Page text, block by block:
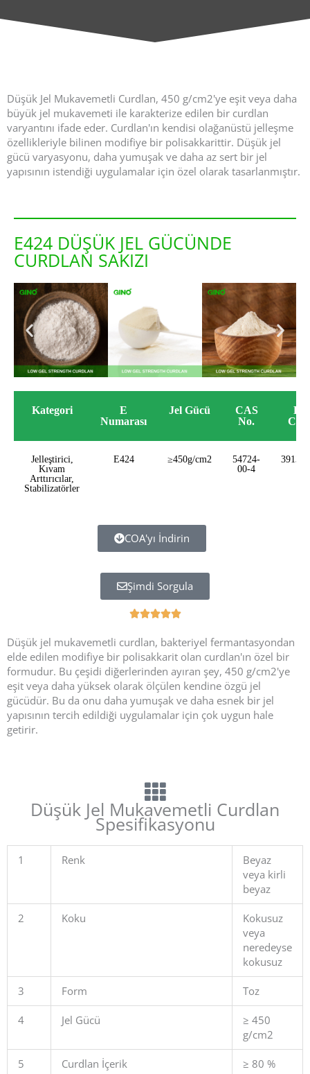
Düşük Jel Mukavemetli Curdlan, 450 g/cm2'ye eşit veya daha
büyük jel mukavemeti ile karakterize edilen bir curdlan
varyantını ifade eder. Curdlan'ın kendisi olağanüstü jelleşme
özellikleriyle bilinen modifiye bir polisakkarittir. Düşük jel
gücü varyasyonu, daha yumuşak ve daha az sert bir jel
yapısının istendiği uygulamalar için özel olarak tasarlanmıştır.
E424 DÜŞÜK JEL GÜCÜNDE
CURDLAN SAKIZI
Kategori
E
Numarası
Jel Gücü
CAS
No.
HS
Jelleştirici,
Kıvam
Arttırıcılar,
Stabilizatörler
E424 ≥450g/cm2
54724-
00-4
COA'yı İndirin
Şimdi Sorgula
B
w
e
r
e
t
n
5
Düşük jel mukavemetli curdlan, bakteriyel fermantasyondan
elde edilen modifiye bir polisakkarit olan curdlan'ın özel bir
formudur. Bu çeşidi diğerlerinden ayıran şey, 450 g/cm2'ye
eşit veya daha yüksek olarak ölçülen kendine özgü jel
gücüdür. Bu da onu daha yumuşak ve daha esnek bir jel
yapısının tercih edildiği uygulamalar için çok uygun hale
getirir.
Düşük Jel Mukavemetli Curdlan
Spesifikasyonu
1 Renk
Beyaz
veya kirli
beyaz
2 Koku
Kokusuz
veya
neredeyse
kokusuz
3 Form Toz
4 Jel Gücü
≥ 450
g/cm2
5 Curdlan İçerik ≥ 80 %